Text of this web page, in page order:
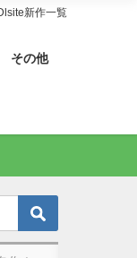
新作一覧
その他